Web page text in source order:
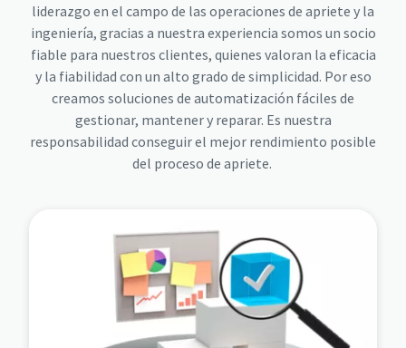
liderazgo en el campo de las operaciones de apriete y la
ingeniería, gracias a nuestra experiencia somos un socio
fiable para nuestros clientes, quienes valoran la eficacia
y la fiabilidad con un alto grado de simplicidad. Por eso
creamos soluciones de automatización fáciles de
gestionar, mantener y reparar. Es nuestra
responsabilidad conseguir el mejor rendimiento posible
del proceso de apriete.